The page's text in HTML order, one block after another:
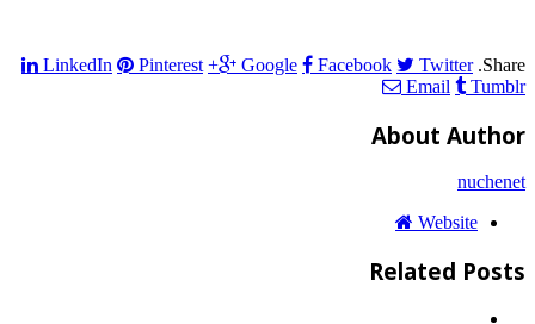
Share.
Twitter
Facebook
Google+
Pinterest
LinkedIn
Tumblr
Email
About Author
nuchenet
Website
Related Posts